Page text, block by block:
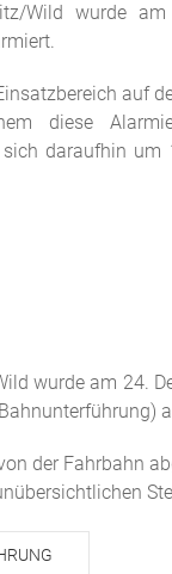
Wild wurde
auf
diese
daraufhin
wurde am 24.
der Fahrbahn